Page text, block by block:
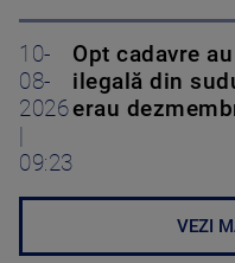
10-
08-
2026
|
09:23
Opt cadavre
ilegală din
erau
VEZI